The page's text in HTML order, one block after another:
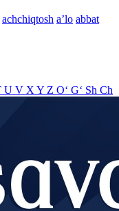
achchiqtosh aʼlo abbat
U V X Y Z O‘ G‘ Sh Ch